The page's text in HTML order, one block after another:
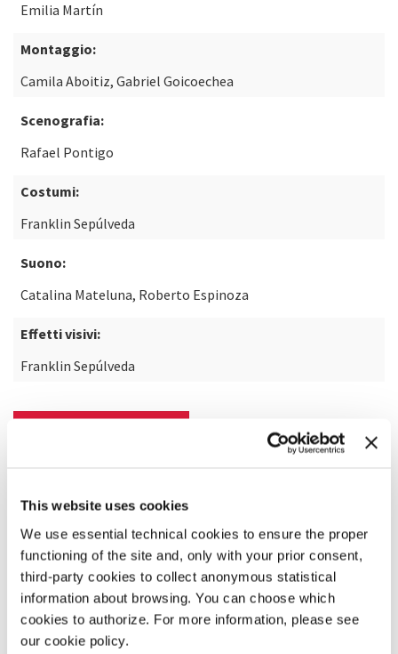
This website uses cookies
We use essential technical cookies to ensure the proper
functioning of the site and, only with your prior consent,
third-party cookies to collect anonymous statistical
information about browsing. You can choose which
cookies to authorize. For more information, please see
our cookie policy.
Emilia Martín
Montaggio:
Camila Aboitiz, Gabriel Goicoechea
Scenografia:
Rafael Pontigo
Costumi:
Franklin Sepúlveda
Suono:
Catalina Mateluna, Roberto Espinoza
Effetti visivi:
Franklin Sepúlveda